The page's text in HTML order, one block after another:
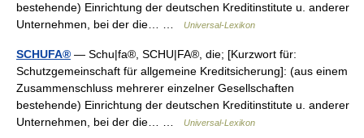
bestehende) Einrichtung der deutschen Kreditinstitute u. anderer
Unternehmen, bei der die… …
Universal-Lexikon
SCHUFA® — Schu|fa®, SCHU|FA®, die; [Kurzwort für:
Schutzgemeinschaft für allgemeine Kreditsicherung]: (aus einem
Zusammenschluss mehrerer einzelner Gesellschaften
bestehende) Einrichtung der deutschen Kreditinstitute u. anderer
Unternehmen, bei der die… …
Universal-Lexikon